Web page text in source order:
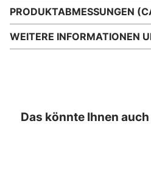
PRODUKTABMESSUNGEN
WEITERE INFORMATIONEN
Das könnte Ihnen